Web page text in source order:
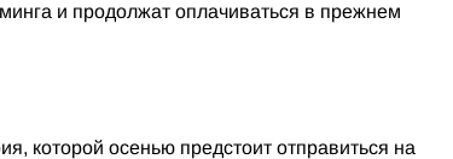
и продолжат оплачиваться в прежнем
которой осенью предстоит отправиться на